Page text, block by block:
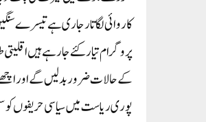
کاروائی لگاتار جاری ہے تیسرے
پروگرام تیار کئے جا رہے ہیں
کے حالات ضرور بد لیں گے اور
پوری ریاست میں سیاسی حریفوں کو